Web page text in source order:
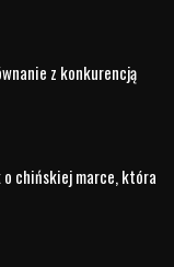
z konkurencją
chińskiej marce, która